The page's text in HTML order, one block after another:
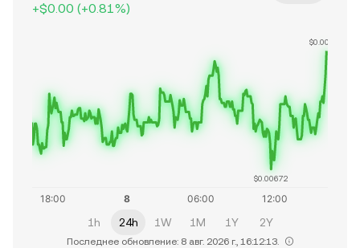
+$0.00 (+0.81%)
$0.00681
$0.00672
1h 24h 1W 1M 1Y 2Y
Последнее обновление: 8 авг. 2026 г., 16:12:13.